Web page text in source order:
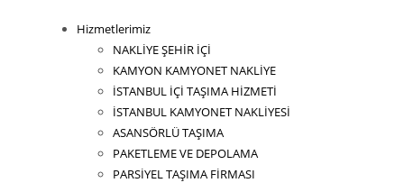
Hizmetlerimiz
NAKLİYE ŞEHİR İÇİ
KAMYON KAMYONET NAKLİYE
İSTANBUL İÇİ TAŞIMA HİZMETİ
İSTANBUL KAMYONET NAKLİYESİ
ASANSÖRLÜ TAŞIMA
PAKETLEME VE DEPOLAMA
PARSİYEL TAŞIMA FİRMASI